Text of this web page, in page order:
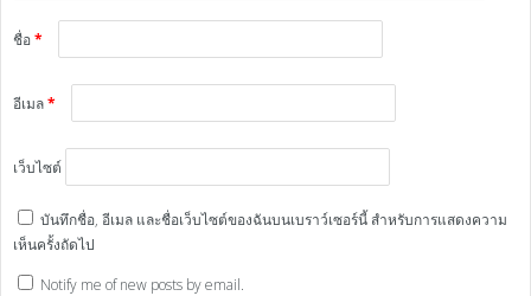
ชื่อ*
อีเมล*
เว็บไซต์
บันทึกชื่อ, อีเมล และชื่อเว็บไซต์ของฉันบนเบราว์เซอร์นี้ สำหรับการแสดงความ
เห็นครั้งถัดไป
Notify me of new posts by email.